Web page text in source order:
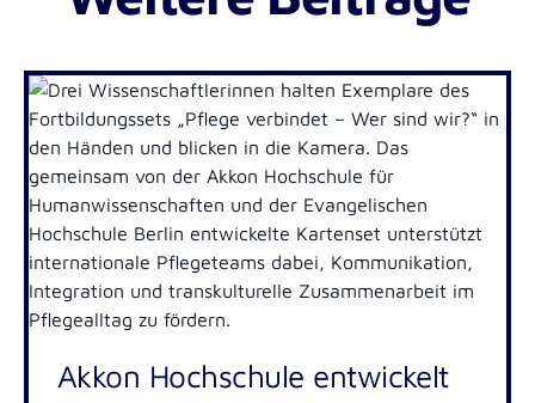
Akkon Hochschule entwickelt